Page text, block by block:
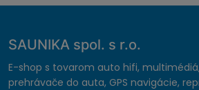
SAUNIKA spol. s r.o.
E-shop s tovarom auto hifi,
prehrávače do auta, GPS navigácie,